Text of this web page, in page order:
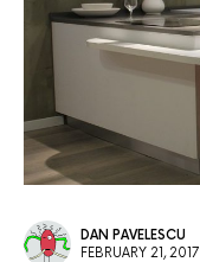
DAN PAVELESCU
FEBRUARY 21, 2017